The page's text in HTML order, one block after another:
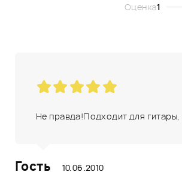
Оценка1
Не правда!Подходит для
Гость 10.06.2010